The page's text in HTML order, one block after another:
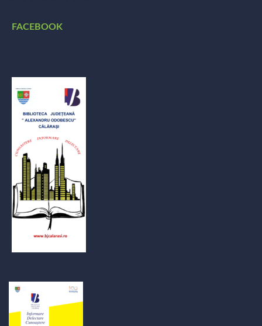
FACEBOOK